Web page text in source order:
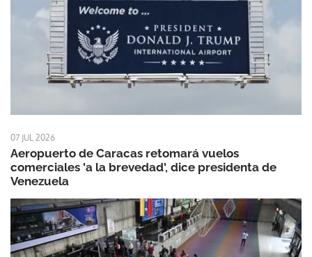
07 JUL 2026
Aeropuerto de Caracas retomará vuelos
comerciales 'a la brevedad', dice presidenta de
Venezuela